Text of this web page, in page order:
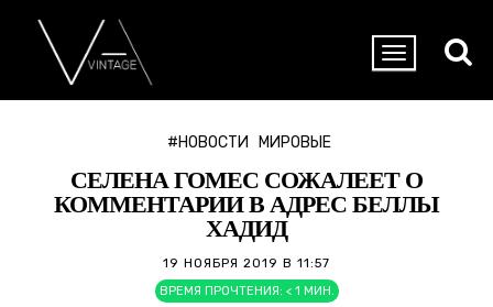
#НОВОСТИ МИРОВЫЕ
СЕЛЕНА ГОМЕС СОЖАЛЕЕТ О
КОММЕНТАРИИ В АДРЕС БЕЛЛЫ
ХАДИД
19 НОЯБРЯ 2019 В 11:57
ВРЕМЯ ПРОЧТЕНИЯ: < 1 МИН.